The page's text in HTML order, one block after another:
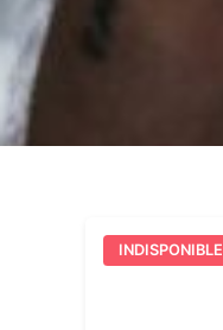
INDISPONIBLE